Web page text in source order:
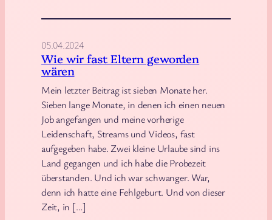
t
n
w
e
h
s
i
n
e
m
J
a
h
05.04.2024
Wie wir fast Eltern geworden
wären
Mein letzter Beitrag ist sieben Monate her.
Sieben lange Monate, in denen ich einen neuen
Job angefangen und meine vorherige
Leidenschaft, Streams und Videos, fast
aufgegeben habe. Zwei kleine Urlaube sind ins
Land gegangen und ich habe die Probezeit
überstanden. Und ich war schwanger. War,
denn ich hatte eine Fehlgeburt. Und von dieser
Zeit, in […]